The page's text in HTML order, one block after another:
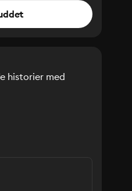
historier med